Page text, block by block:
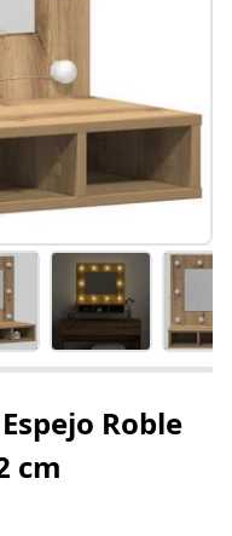
Roble
cm